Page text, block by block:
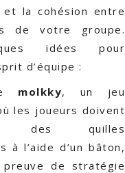
et la cohésion entre
de votre groupe.
idées pour
d’équipe :
molkky, un jeu
les joueurs doivent
des quilles
à l’aide d’un bâton,
de stratégie